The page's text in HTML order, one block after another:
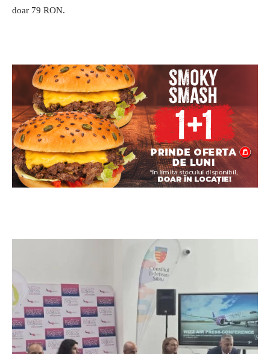
doar 79 RON.